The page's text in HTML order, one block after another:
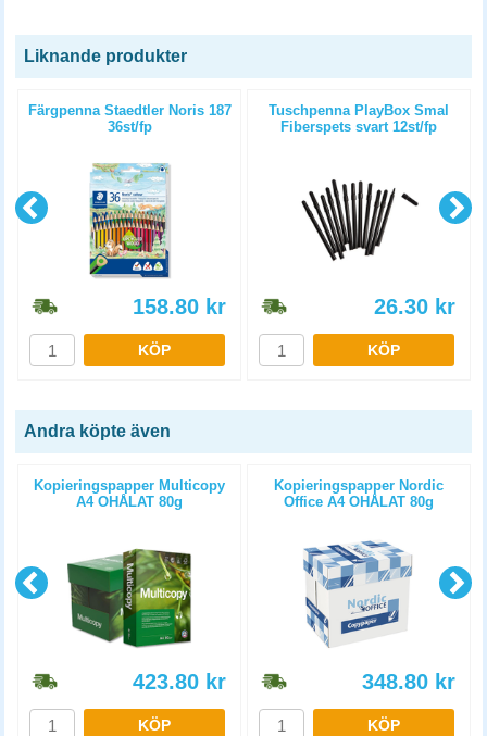
Liknande produkter
Färgpenna Staedtler Noris 187
36st/fp
158.80 kr
KÖP
Tuschpenna PlayBox Smal
Fiberspets svart 12st/fp
26.30 kr
KÖP
Andra köpte även
Kopieringspapper Multicopy
A4 OHÅLAT 80g
423.80 kr
KÖP
Kopieringspapper Nordic
Office A4 OHÅLAT 80g
348.80 kr
KÖP